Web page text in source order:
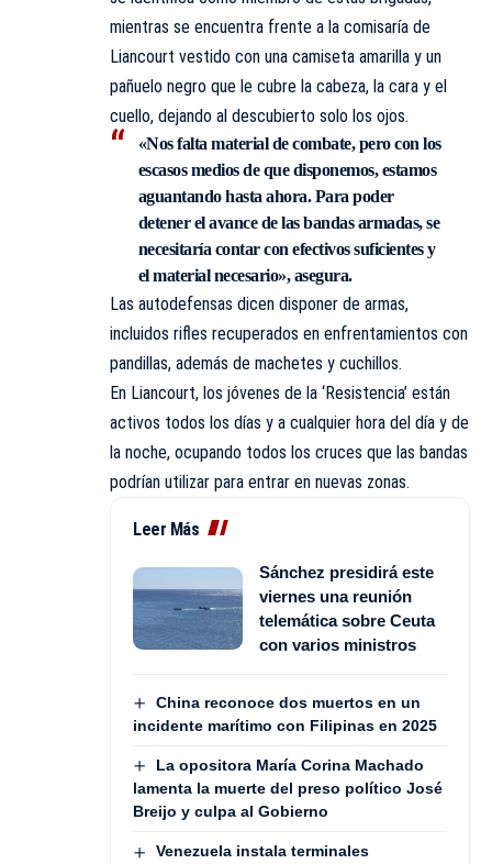
mientras se encuentra frente a la comisaría de
Liancourt vestido con una camiseta amarilla y un
pañuelo negro que le cubre la cabeza, la cara y el
cuello, dejando al descubierto solo los ojos.
«Nos falta material de combate, pero con los
escasos medios de que disponemos, estamos
aguantando hasta ahora. Para poder
detener el avance de las bandas armadas, se
necesitaría contar con efectivos suficientes y
el material necesario», asegura.
Las autodefensas dicen disponer de armas,
incluidos rifles recuperados en enfrentamientos con
pandillas, además de machetes y cuchillos.
En Liancourt, los jóvenes de la ‘Resistencia’ están
activos todos los días y a cualquier hora del día y de
la noche, ocupando todos los cruces que las bandas
podrían utilizar para entrar en nuevas zonas.
Leer Más
Sánchez presidirá este
viernes una reunión
telemática sobre Ceuta
con varios ministros
China reconoce dos muertos en un
incidente marítimo con Filipinas en 2025
La opositora María Corina Machado
lamenta la muerte del preso político José
Breijo y culpa al Gobierno
Venezuela instala terminales